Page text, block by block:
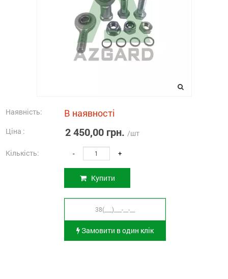
Наявність: В наявності
Ціна : 2 450,00 грн. /шт
Кількість: - +
Купити
Замовити в один клік